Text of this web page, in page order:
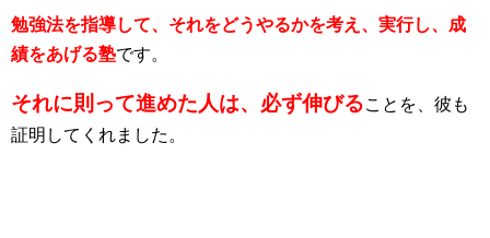
勉強法を指導して、それをどうやるかを考え、実行し、成
績をあげる塾です。
それに則って進めた人は、必ず伸びることを、彼も
証明してくれました。